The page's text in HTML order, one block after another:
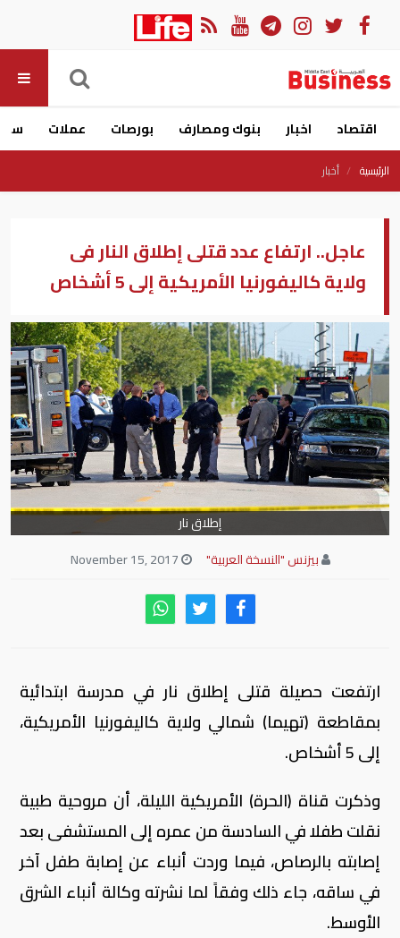
اقتصاد اخبار بنوك ومصارف بورصات عملات
الرئيسية أخبار
عاجل.. ارتفاع عدد قتلى إطلاق النار فى
ولاية كاليفورنيا الأمريكية إلى 5 أشخاص
إطلاق نار
بيزنس "النسخة العربية"
ارتفعت حصيلة قتلى إطلاق نار في مدرسة ابتدائية
بمقاطعة (تهيما) شمالي ولاية كاليفورنيا الأمريكية،
إلى 5 أشخاص.
وذكرت قناة (الحرة) الأمريكية الليلة، أن مروحية طبية
نقلت طفلا في السادسة من عمره إلى المستشفى بعد
إصابته بالرصاص، فيما وردت أنباء عن إصابة طفل آخر
في ساقه، جاء ذلك وفقاً لما نشرته وكالة أنباء الشرق
الأوسط.